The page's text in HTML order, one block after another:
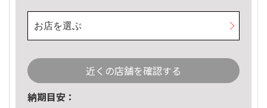
お店を選ぶ
近くの店舗を確認する
納期目安：